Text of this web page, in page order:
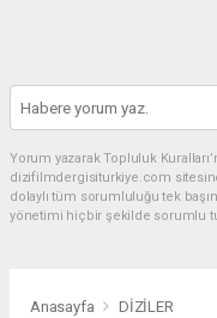
Yorum yazarak Topluluk
dizifilmdergisiturkiye.com
dolaylı tüm sorumluluğu tek
yönetimi hiçbir şekilde sorumlu
Anasayfa DİZİLER